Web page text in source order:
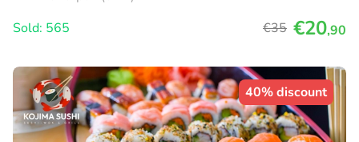
Sold: 565
€35 €20,90
40% discount